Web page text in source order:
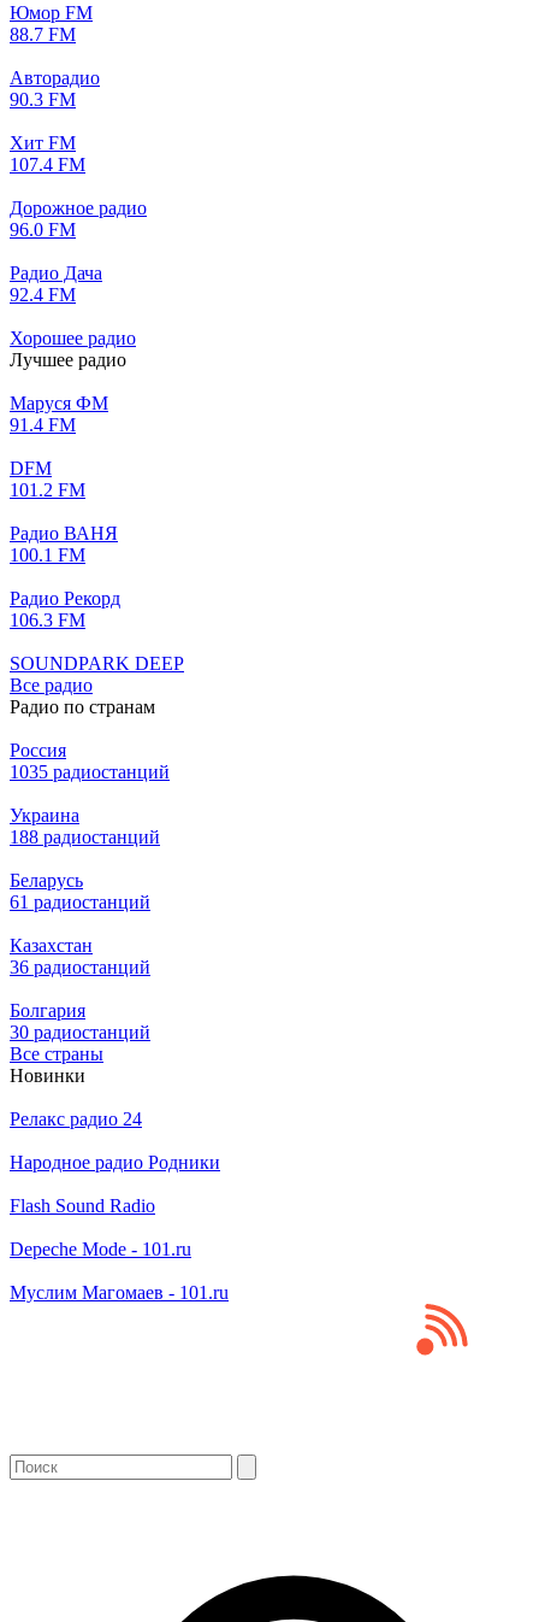
Юмор FM
88.7 FM
Авторадио
90.3 FM
Хит FM
107.4 FM
Дорожное радио
96.0 FM
Радио Дача
92.4 FM
Хорошее радио
Лучшее радио
Маруся ФМ
91.4 FM
DFM
101.2 FM
Радио ВАНЯ
100.1 FM
Радио Рекорд
106.3 FM
SOUNDPARK DEEP
Все радио
Радио по странам
Россия
1035 радиостанций
Украина
188 радиостанций
Беларусь
61 радиостанций
Казахстан
36 радиостанций
Болгария
30 радиостанций
Все страны
Новинки
Релакс радио 24
Народное радио Родники
Flash Sound Radio
Depeche Mode - 101.ru
Муслим Магомаев - 101.ru